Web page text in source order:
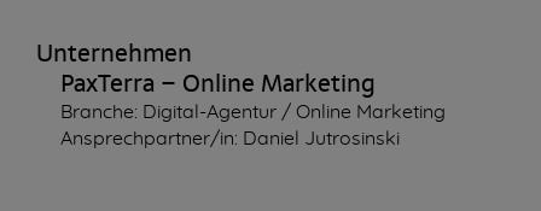
Unternehmen
PaxTerra – Online Marketing
Branche: Digital-Agentur / Online Marketing
Ansprechpartner/in: Daniel Jutrosinski